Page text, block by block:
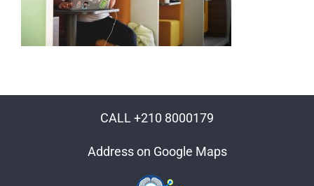
CALL +210 8000179
Address on Google Maps